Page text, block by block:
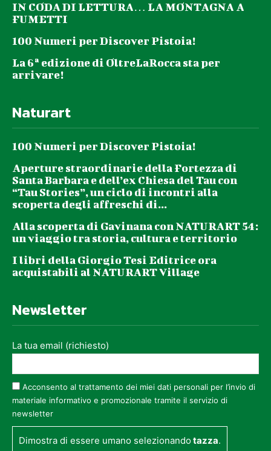
IN CODA DI LETTURA… LA MONTAGNA A
FUMETTI
100 Numeri per Discover Pistoia!
La 6ª edizione di OltreLaRocca sta per
arrivare!
Naturart
100 Numeri per Discover Pistoia!
Aperture straordinarie della Fortezza di
Santa Barbara e dell’ex Chiesa del Tau con
“Tau Stories”, un ciclo di incontri alla
scoperta degli affreschi di...
Alla scoperta di Gavinana con NATURART 54:
un viaggio tra storia, cultura e territorio
I libri della Giorgio Tesi Editrice ora
acquistabili al NATURART Village
Newsletter
La tua email (richiesto)
Acconsento al trattamento dei miei dati personali per l’invio di
materiale informativo e promozionale tramite il servizio di
newsletter
Dimostra di essere umano selezionandotazza.